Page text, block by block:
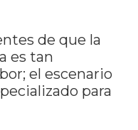
de que la
es tan
el escenario
para